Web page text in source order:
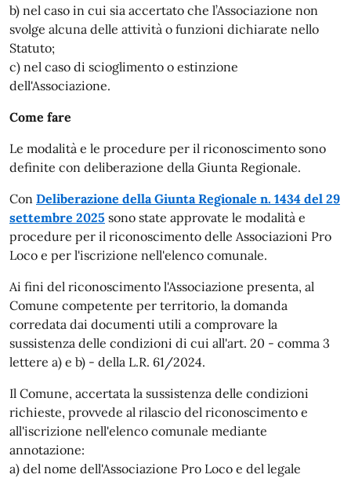
b) nel caso in cui sia accertato che l’Associazione non
svolge alcuna delle attività o funzioni dichiarate nello
Statuto;
c) nel caso di scioglimento o estinzione
dell'Associazione.
Come fare
Le modalità e le procedure per il riconoscimento sono
definite con deliberazione della Giunta Regionale.
Con Deliberazione della Giunta Regionale n. 1434 del 29
settembre 2025 sono state approvate le modalità e
procedure per il riconoscimento delle Associazioni Pro
Loco e per l'iscrizione nell'elenco comunale.
Ai fini del riconoscimento l'Associazione presenta, al
Comune competente per territorio, la domanda
corredata dai documenti utili a comprovare la
sussistenza delle condizioni di cui all'art. 20 - comma 3
lettere a) e b) - della L.R. 61/2024.
Il Comune, accertata la sussistenza delle condizioni
richieste, provvede al rilascio del riconoscimento e
all'iscrizione nell'elenco comunale mediante
annotazione:
a) del nome dell'Associazione Pro Loco e del legale